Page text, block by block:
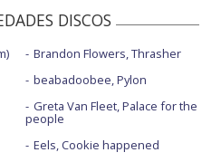
DISCOS
Brandon Flowers, Thrasher
beabadoobee, Pylon
Greta Van Fleet, Palace for the
people
Eels, Cookie happened